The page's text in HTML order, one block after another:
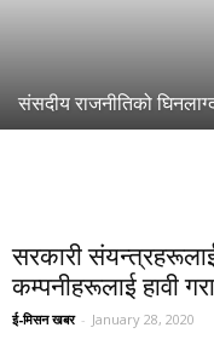
संसदीय राजनीतिको
सरकारी
कम्पनीहरूलाई हावी
ई-मिसन खबर - January 28, 2020